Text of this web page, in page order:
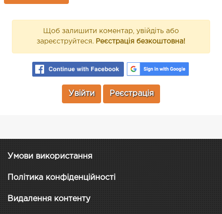
Щоб залишити коментар, увійдіть або
зареєструйтеся. Реєстрація безкоштовна!
Увійти Реєстрація
Умови використання
Політика конфіденційності
Видалення контенту